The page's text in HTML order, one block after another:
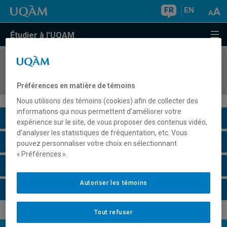
FR EN
Étudier à l'UQAM
COURS//
Description du cours
Horaire - Été 2026
Préférences en matière de témoins
Nous utilisons des témoins (cookies) afin de collecter des
informations qui nous permettent d’améliorer votre
expérience sur le site, de vous proposer des contenus vidéo,
d’analyser les statistiques de fréquentation, etc. Vous
pouvez personnaliser votre choix en sélectionnant
« Préférences ».
Tout refuser
Autoriser les témoins